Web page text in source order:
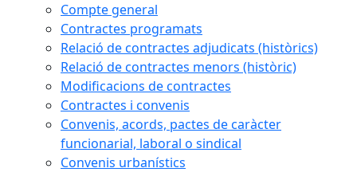
Compte general
Contractes programats
Relació de contractes adjudicats (històrics)
Relació de contractes menors (històric)
Modificacions de contractes
Contractes i convenis
Convenis, acords, pactes de caràcter
funcionarial, laboral o sindical
Convenis urbanístics